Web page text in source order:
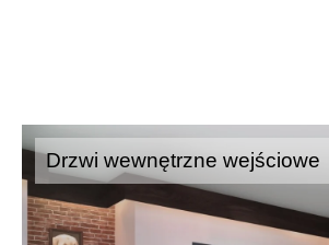
Drzwi wewnętrzne wejściowe